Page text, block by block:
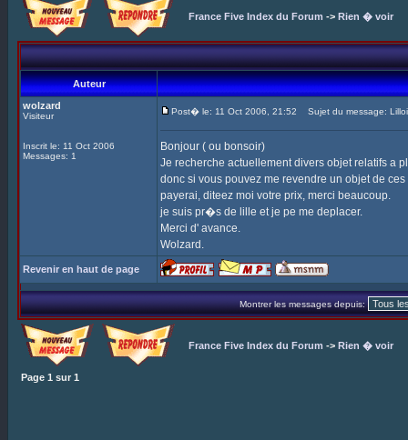
France Five Index du Forum -> Rien � voir
Auteur
wolzard
Visiteur
Inscrit le: 11 Oct 2006
Messages: 1
Post� le: 11 Oct 2006, 21:52 Sujet du message:
Bonjour ( ou bonsoir)
Je recherche actuellement divers objet relatifs a
donc si vous pouvez me revendre un objet de
payerai, diteez moi votre prix, merci beaucoup.
je suis pr�s de lille et je pe me deplacer.
Merci d' avance.
Wolzard.
Revenir en haut de page
Montrer les messages depuis:
France Five Index du Forum -> Rien � voir
Page 1 sur 1